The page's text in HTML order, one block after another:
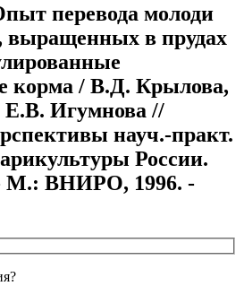
перевода молоди
выращенных в прудах
корма / В.Д. Крылова,
Игумнова //
науч.-практ.
России.
М.: ВНИРО, 1996. -